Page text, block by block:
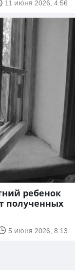
11 июня 2026, 4:56
ребенок
полученных
5 июня 2026, 8:13